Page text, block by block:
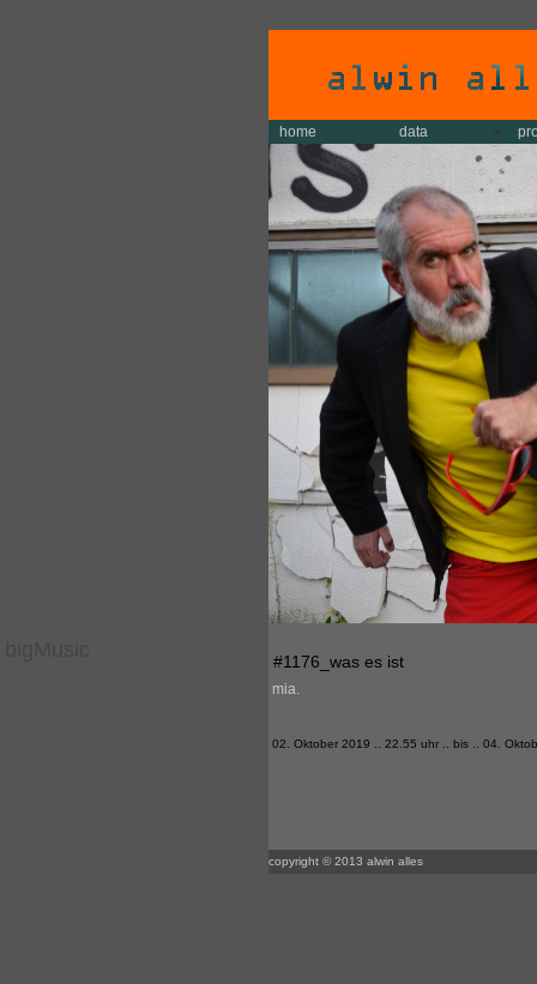
home data
#1176_was es ist
mia.
02. Oktober 2019 .. 22.55 uhr .. bis .. 04.
copyright © 2013 alwin alles